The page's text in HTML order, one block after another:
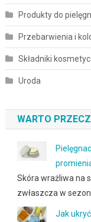
Produkty do
Przebarwienia i
Składniki
Uroda
WARTO
Skóra wrażliwa na
zwłaszcza w
Jak